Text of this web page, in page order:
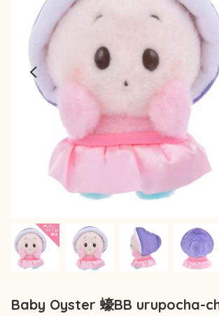
Baby Oyster 蠔BB urupocha-